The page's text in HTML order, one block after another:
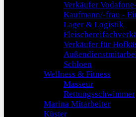
Verkäufer
Kaufmann/-frau -
Lager & Logistik
Verkäufer für
Schloen
Wellness & Fitness
Masseur
Rettungsschwimmer
Marina Mitarbeiter
Küster